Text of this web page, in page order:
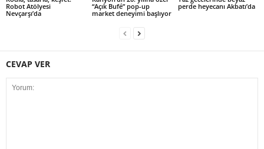
Robot Atölyesi
Nevçarşı’da
“Açık Bufé” pop-up
market deneyimi başlıyor
perde heyecanı Akbatı’da
CEVAP VER